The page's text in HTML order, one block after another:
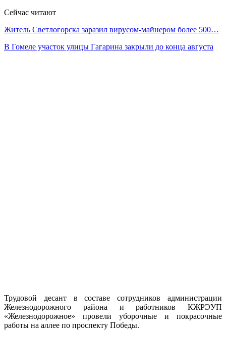
Сейчас читают
Житель Светлогорска заразил вирусом-майнером более 500…
В Гомеле участок улицы Гагарина закрыли до конца августа
Трудовой десант в составе сотрудников администрации
Железнодорожного района и работников КЖРЭУП
«Железнодорожное» провели уборочные и покрасочные
работы на аллее по проспекту Победы.